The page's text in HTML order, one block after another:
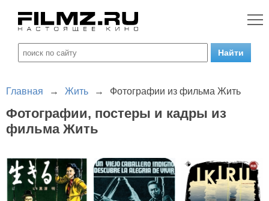
Главная → Жить → Фотографии из фильма Жить
Фотографии, постеры и кадры из
фильма Жить